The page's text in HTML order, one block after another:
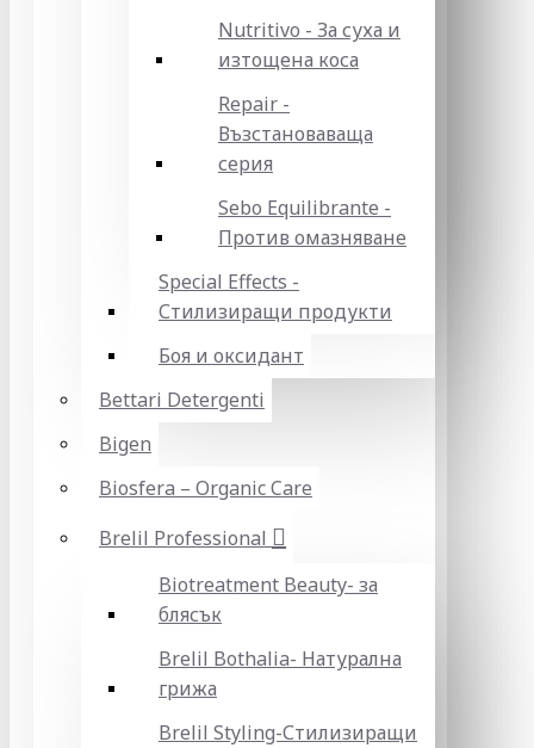
Nutritivo - За суха и
изтощена коса
Repair -
Възстановаваща
серия
Sebo Equilibrante -
Против омазняване
Special Effects -
Стилизиращи продукти
Боя и оксидант
Bettari Detergenti
Bigen
Biosfera – Organic Care
Brelil Professional
Biotreatment Beauty- за
блясък
Brelil Bothalia- Натурална
грижа
Brelil Styling-Стилизиращи